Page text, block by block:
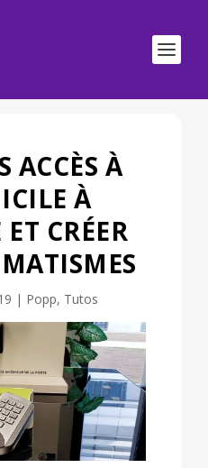
ACCÈS À
À
CRÉER
| Popp, Tutos